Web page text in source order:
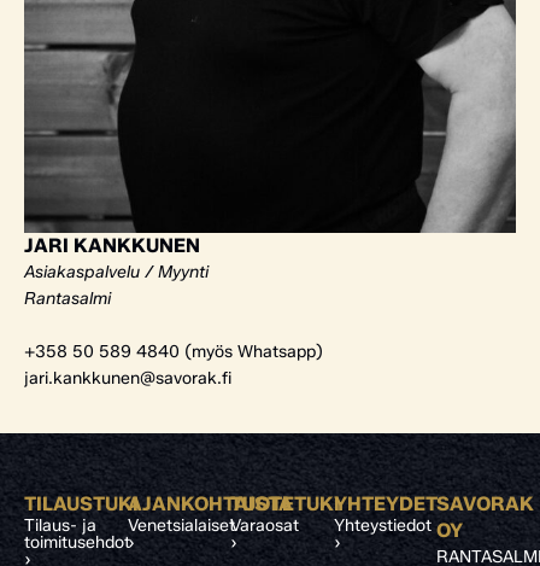
JARI KANKKUNEN
Asiakaspalvelu / Myynti
Rantasalmi
+358 50 589 4840 (myös Whatsapp)
jari.kankkunen@savorak.fi
TILAUSTUKI
Tilaus- ja
toimitusehdot
›
AJANKOHTAISTA
Venetsialaiset
›
TUOTETUKI
Varaosat
›
YHTEYDET
Yhteystiedot
›
SAVORAK
OY